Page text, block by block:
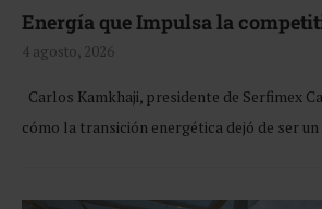
Energía que Impulsa la
4 agosto, 2026
Carlos Kamkhaji, presidente de Serfimex
cómo la transición energética dejó de ser